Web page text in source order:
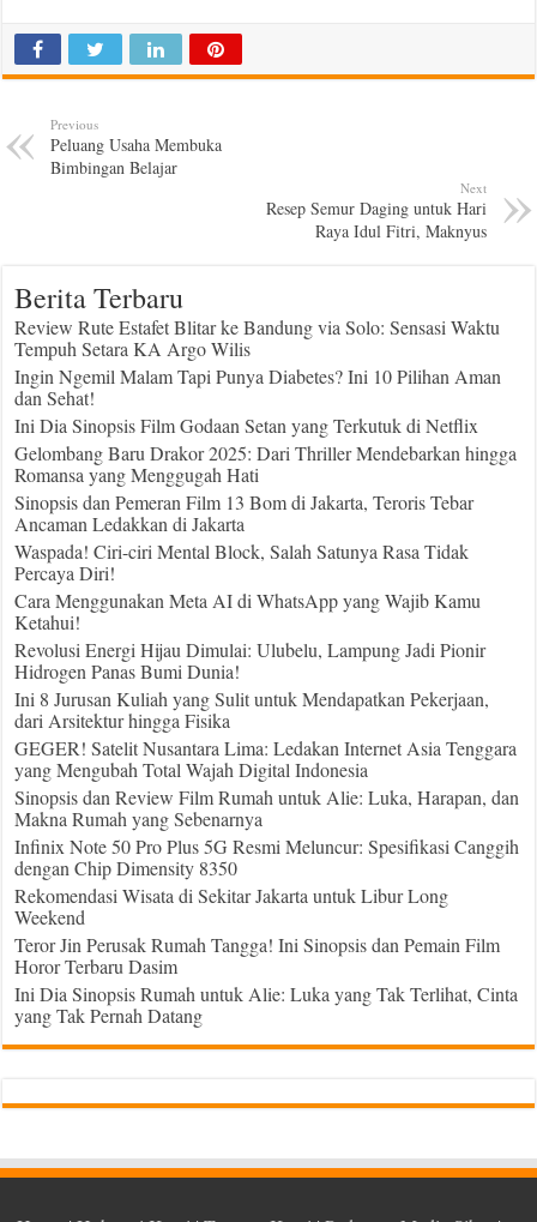
Previous
Peluang Usaha Membuka
Bimbingan Belajar
Next
Resep Semur Daging untuk Hari
Raya Idul Fitri, Maknyus
Berita Terbaru
Review Rute Estafet Blitar ke Bandung via Solo: Sensasi Waktu
Tempuh Setara KA Argo Wilis
Ingin Ngemil Malam Tapi Punya Diabetes? Ini 10 Pilihan Aman
dan Sehat!
Ini Dia Sinopsis Film Godaan Setan yang Terkutuk di Netflix
Gelombang Baru Drakor 2025: Dari Thriller Mendebarkan hingga
Romansa yang Menggugah Hati
Sinopsis dan Pemeran Film 13 Bom di Jakarta, Teroris Tebar
Ancaman Ledakkan di Jakarta
Waspada! Ciri-ciri Mental Block, Salah Satunya Rasa Tidak
Percaya Diri!
Cara Menggunakan Meta AI di WhatsApp yang Wajib Kamu
Ketahui!
Revolusi Energi Hijau Dimulai: Ulubelu, Lampung Jadi Pionir
Hidrogen Panas Bumi Dunia!
Ini 8 Jurusan Kuliah yang Sulit untuk Mendapatkan Pekerjaan,
dari Arsitektur hingga Fisika
GEGER! Satelit Nusantara Lima: Ledakan Internet Asia Tenggara
yang Mengubah Total Wajah Digital Indonesia
Sinopsis dan Review Film Rumah untuk Alie: Luka, Harapan, dan
Makna Rumah yang Sebenarnya
Infinix Note 50 Pro Plus 5G Resmi Meluncur: Spesifikasi Canggih
dengan Chip Dimensity 8350
Rekomendasi Wisata di Sekitar Jakarta untuk Libur Long
Weekend
Teror Jin Perusak Rumah Tangga! Ini Sinopsis dan Pemain Film
Horor Terbaru Dasim
Ini Dia Sinopsis Rumah untuk Alie: Luka yang Tak Terlihat, Cinta
yang Tak Pernah Datang